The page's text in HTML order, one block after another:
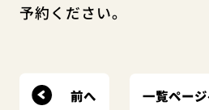
予約ください。
前へ 一覧ペー